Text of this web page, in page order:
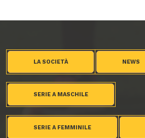
LA SOCIETÀ NEWS
SERIE A MASCHILE
SERIE A FEMMINILE